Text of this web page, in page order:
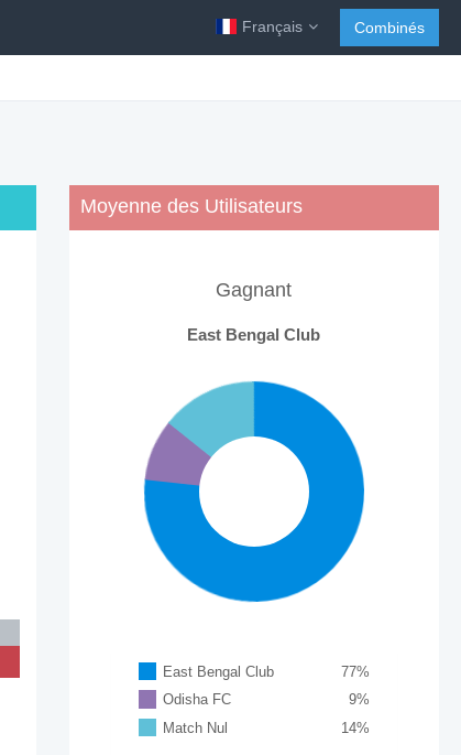
Français Combinés
Moyenne des Utilisateurs
Gagnant
East Bengal Club
East Bengal Club %
77
Odisha FC
%
9
Match Nul
%
14